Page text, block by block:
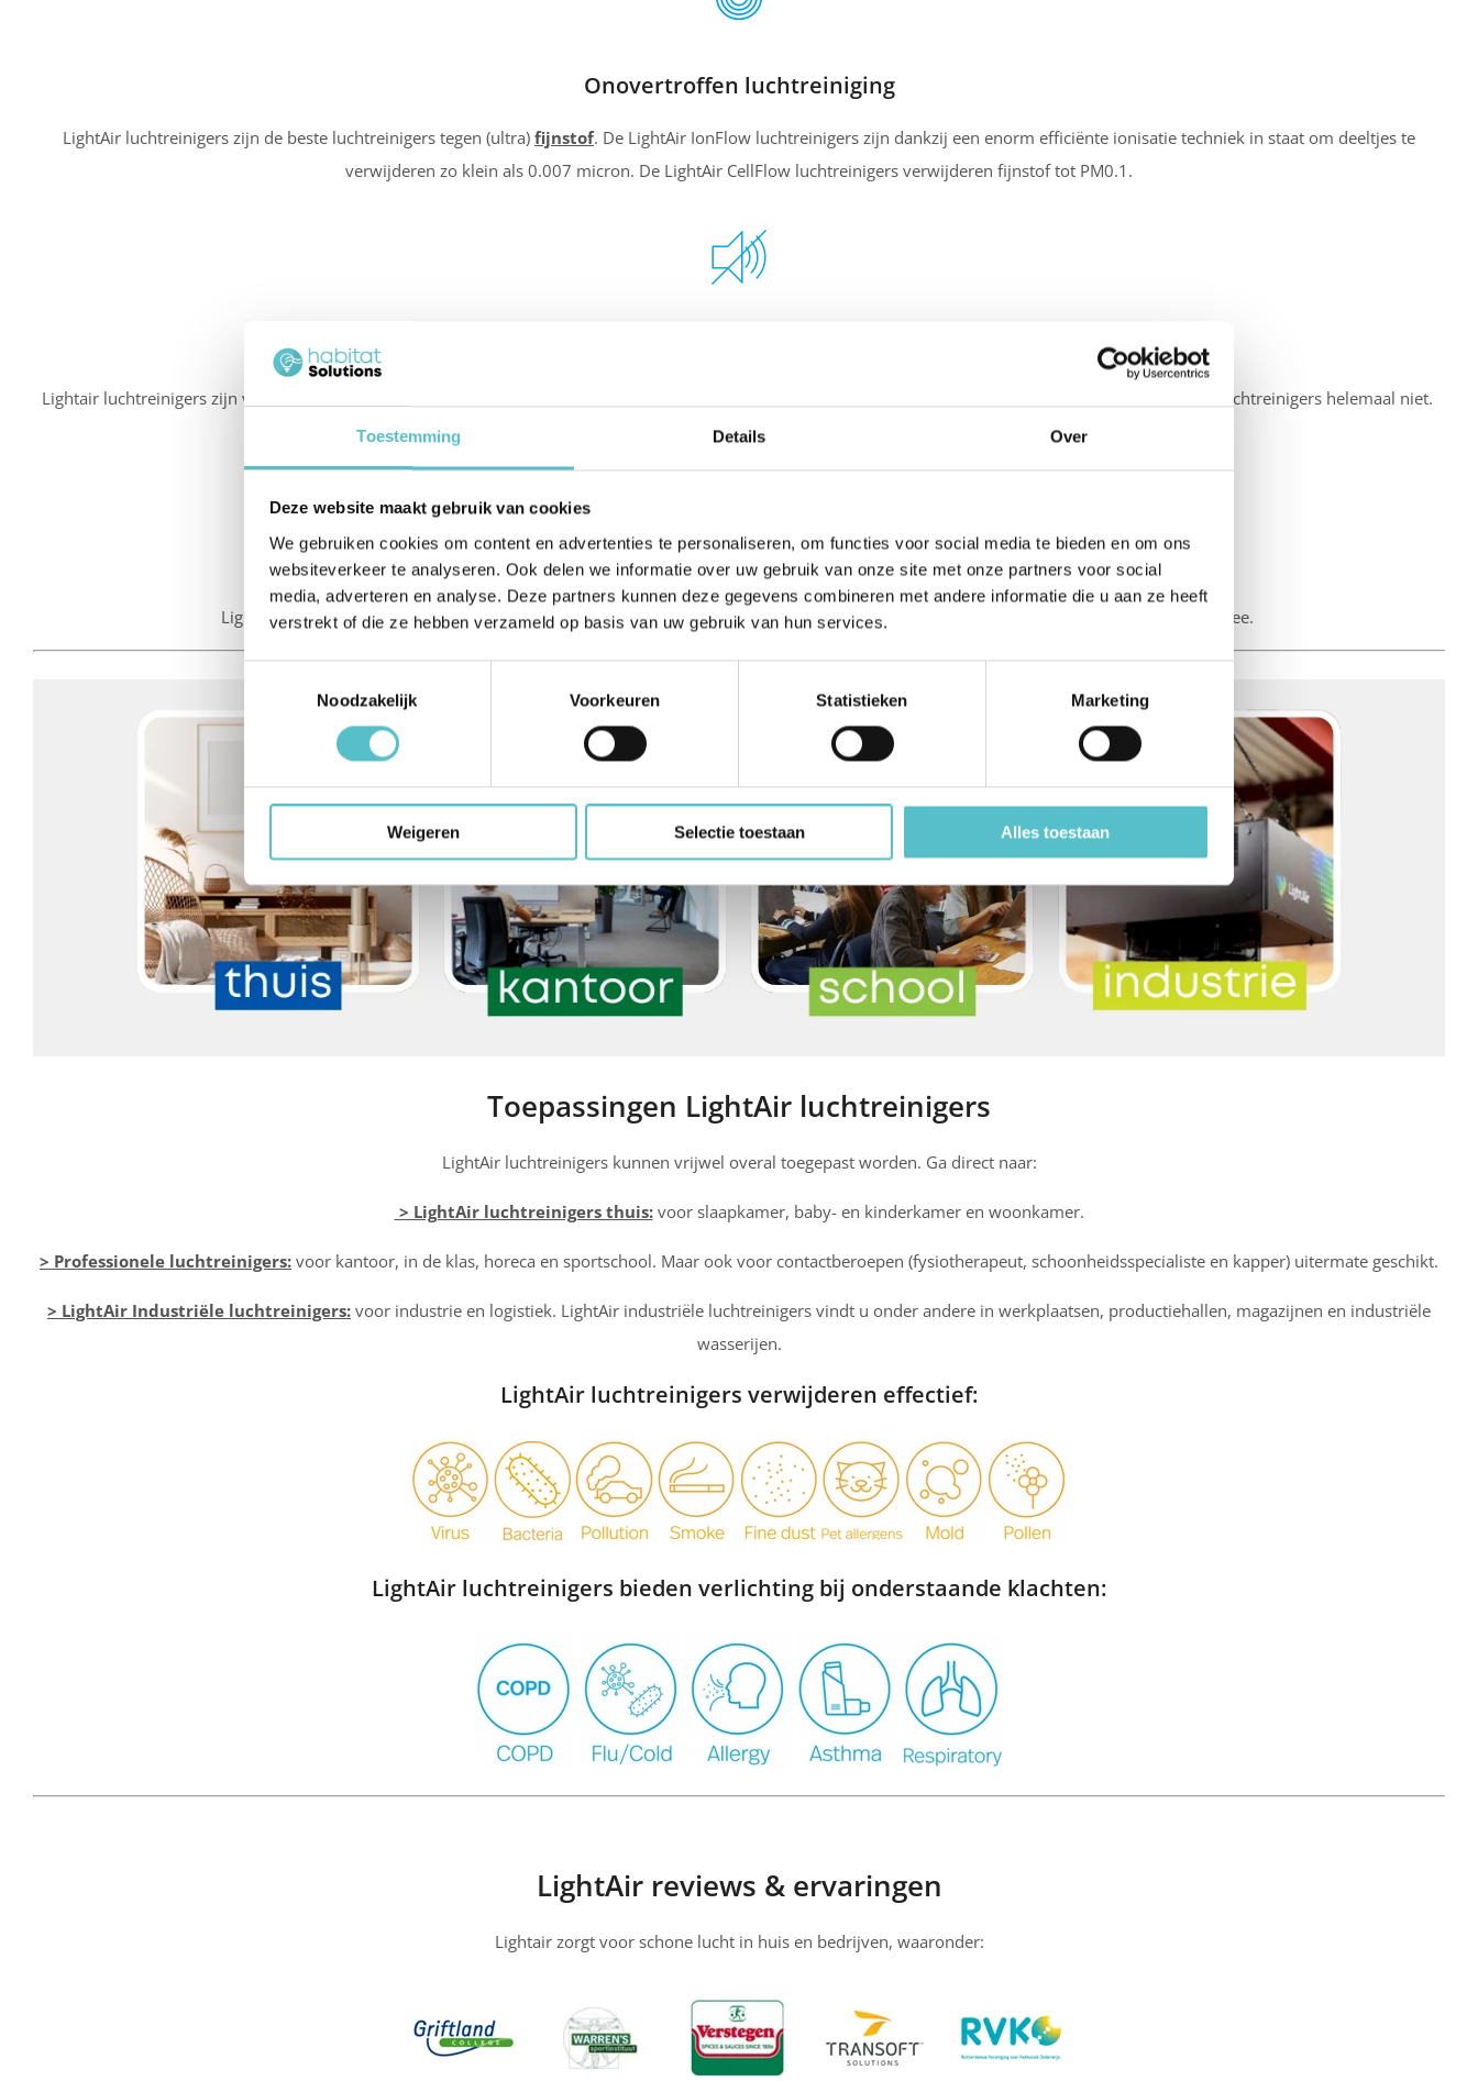
Toestemming Details Over
Deze website maakt gebruik van cookies
We gebruiken cookies om content en advertenties te personaliseren, om functies voor social media te bieden en om ons
websiteverkeer te analyseren. Ook delen we informatie over uw gebruik van onze site met onze partners voor social
media, adverteren en analyse. Deze partners kunnen deze gegevens combineren met andere informatie die u aan ze heeft
verstrekt of die ze hebben verzameld op basis van uw gebruik van hun services.
Noodzakelijk
Voorkeuren Statistieken Marketing
Weigeren Selectie toestaan Alles toestaan
Onovertroffen luchtreiniging
LightAir luchtreinigers zijn de beste luchtreinigers tegen (ultra) fijnstof. De LightAir IonFlow luchtreinigers zijn dankzij een enorm efficiënte ionisatie techniek in staat om deeltjes te
verwijderen zo klein als 0.007 micron. De LightAir CellFlow luchtreinigers verwijderen fijnstof tot PM0.1.
Lightair luchtreinigers zijn vele malen stiller dan traditionele filter luchtreinigers. Omdat de LightAir IonFlow modellen geen ventilator hebben, hoort u deze luchtreinigers helemaal niet.
Energiezuinige superhelden
LightAir luchtreinigers hebben een ongekend laag energieverbruik. Met hoge energieprijzen scheelt dat u aanzienlijk in uw portemonnee.
Toepassingen LightAir luchtreinigers
LightAir luchtreinigers kunnen vrijwel overal toegepast worden. Ga direct naar:
> LightAir luchtreinigers thuis:voor slaapkamer, baby- en kinderkamer en woonkamer.
> Professionele luchtreinigers: voor kantoor, in de klas, horeca en sportschool. Maar ook voor contactberoepen (fysiotherapeut, schoonheidsspecialiste en kapper) uitermate geschikt.
> LightAir Industriële luchtreinigers: voor industrie en logistiek. LightAir industriële luchtreinigers vindt u onder andere in werkplaatsen, productiehallen, magazijnen en industriële
wasserijen.
LightAir luchtreinigers verwijderen effectief:
LightAir luchtreinigers bieden verlichting bij onderstaande klachten:
LightAir reviews & ervaringen
Lightair zorgt voor schone lucht in huis en bedrijven, waaronder: